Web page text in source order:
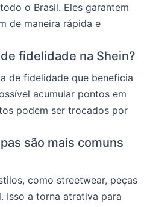
o Brasil. Eles garantem
de maneira rápida e
fidelidade na Shein?
de fidelidade que beneficia
acumular pontos em
podem ser trocados por
são mais comuns
como streetwear, peças
Isso a torna atrativa para